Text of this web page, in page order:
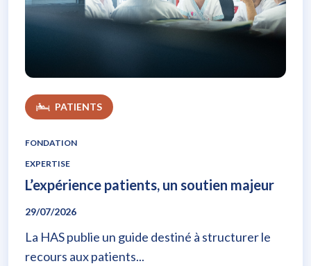
PATIENTS
FONDATION
EXPERTISE
L’expérience patients, un soutien majeur
29/07/2026
La HAS publie un guide destiné à structurer le
recours aux patients...